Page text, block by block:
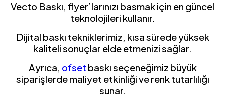
Vecto Baskı, flyer’larınızı basmak için en güncel
teknolojileri kullanır.
Dijital baskı tekniklerimiz, kısa sürede yüksek
kaliteli sonuçlar elde etmenizi sağlar.
Ayrıca, ofset baskı seçeneğimiz büyük
siparişlerde maliyet etkinliği ve renk tutarlılığı
sunar.